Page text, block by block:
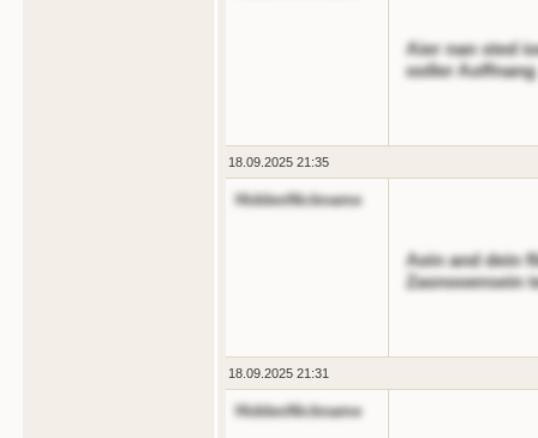
Aier nan sted
ooller Aoffnang
18.09.2025 21:35
HiddenNickname
Aein and dein
Zasnooensein
18.09.2025 21:31
HiddenNickname